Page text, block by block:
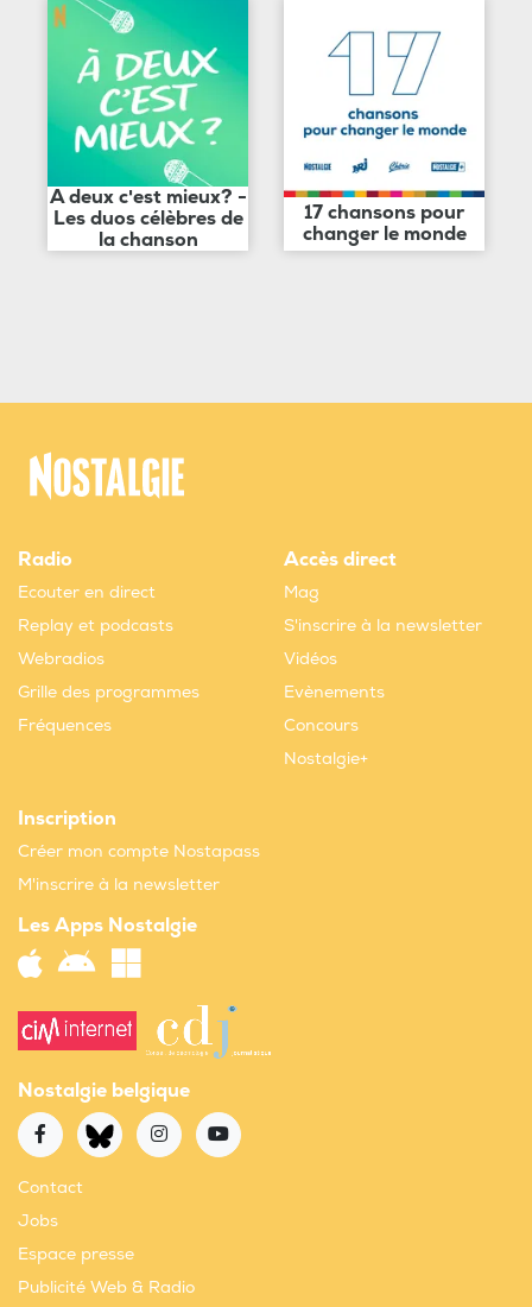
A deux c'est mieux? -
Les duos célèbres de
la chanson
17 chansons pour
changer le monde
Radio
Ecouter en direct
Replay et podcasts
Webradios
Grille des programmes
Fréquences
Accès direct
Mag
S'inscrire à la newsletter
Vidéos
Evènements
Concours
Nostalgie+
Inscription
Créer mon compte Nostapass
M'inscrire à la newsletter
Les Apps Nostalgie
Nostalgie belgique
Contact
Jobs
Espace presse
Publicité Web & Radio